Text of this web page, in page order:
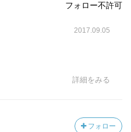
フォロー不許可
2017.09.05
詳細をみる
フォロー